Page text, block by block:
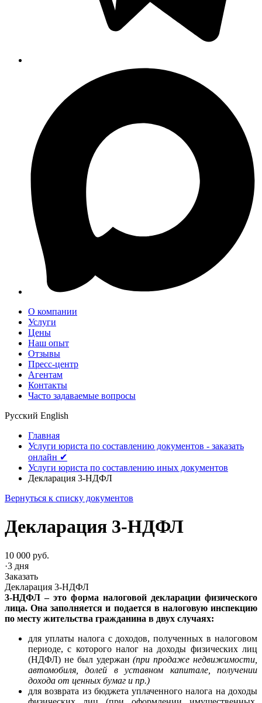
О компании
Услуги
Цены
Наш опыт
Отзывы
Пресс-центр
Агентам
Контакты
Часто задаваемые вопросы
Русский English
Главная
Услуги юриста по составлению документов - заказать
онлайн ✔
Услуги юриста по составлению иных документов
Декларация 3-НДФЛ
Вернуться к списку документов
Декларация 3-НДФЛ
10 000 руб.
·3 дня
Заказать
Декларация 3-НДФЛ
3-НДФЛ – это форма налоговой декларации физического
лица. Она заполняется и подается в налоговую инспекцию
по месту жительства гражданина в двух случаях:
для уплаты налога с доходов, полученных в налоговом
периоде, с которого налог на доходы физических лиц
(НДФЛ) не был удержан(при продаже недвижимости,
автомобиля, долей в уставном капитале, получении
дохода от ценных бумаг и пр.)
для возврата из бюджета уплаченного налога на доходы